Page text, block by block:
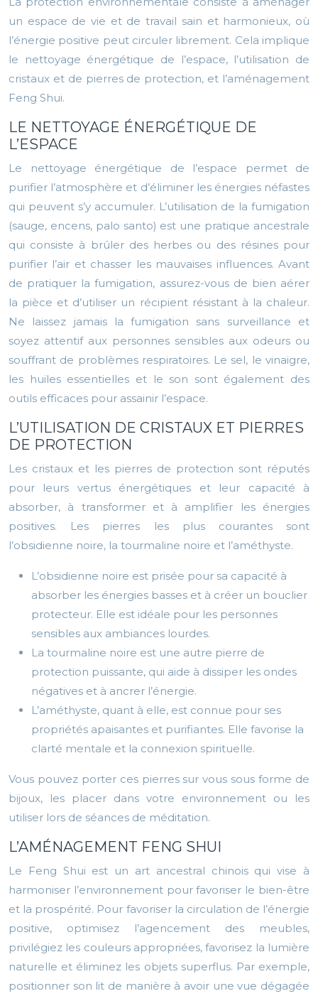
un espace de vie et de travail sain et harmonieux, où
l’énergie positive peut circuler librement. Cela implique
le nettoyage énergétique de l’espace, l’utilisation de
cristaux et de pierres de protection, et l’aménagement
Feng Shui.
LE NETTOYAGE ÉNERGÉTIQUE DE
L’ESPACE
Le nettoyage énergétique de l’espace permet de
purifier l’atmosphère et d’éliminer les énergies néfastes
qui peuvent s’y accumuler. L’utilisation de la fumigation
(sauge, encens, palo santo) est une pratique ancestrale
qui consiste à brûler des herbes ou des résines pour
purifier l’air et chasser les mauvaises influences. Avant
de pratiquer la fumigation, assurez-vous de bien aérer
la pièce et d’utiliser un récipient résistant à la chaleur.
Ne laissez jamais la fumigation sans surveillance et
soyez attentif aux personnes sensibles aux odeurs ou
souffrant de problèmes respiratoires. Le sel, le vinaigre,
les huiles essentielles et le son sont également des
outils efficaces pour assainir l’espace.
L’UTILISATION DE CRISTAUX ET PIERRES
DE PROTECTION
Les cristaux et les pierres de protection sont réputés
pour leurs vertus énergétiques et leur capacité à
absorber, à transformer et à amplifier les énergies
positives. Les pierres les plus courantes sont
l’obsidienne noire, la tourmaline noire et l’améthyste.
L’obsidienne noire est prisée pour sa capacité à
absorber les énergies basses et à créer un bouclier
protecteur. Elle est idéale pour les personnes
sensibles aux ambiances lourdes.
La tourmaline noire est une autre pierre de
protection puissante, qui aide à dissiper les ondes
négatives et à ancrer l’énergie.
L’améthyste, quant à elle, est connue pour ses
propriétés apaisantes et purifiantes. Elle favorise la
clarté mentale et la connexion spirituelle.
Vous pouvez porter ces pierres sur vous sous forme de
bijoux, les placer dans votre environnement ou les
utiliser lors de séances de méditation.
L’AMÉNAGEMENT FENG SHUI
Le Feng Shui est un art ancestral chinois qui vise à
harmoniser l’environnement pour favoriser le bien-être
et la prospérité. Pour favoriser la circulation de l’énergie
positive, optimisez l’agencement des meubles,
privilégiez les couleurs appropriées, favorisez la lumière
naturelle et éliminez les objets superflus. Par exemple,
positionner son lit de manière à avoir une vue dégagée